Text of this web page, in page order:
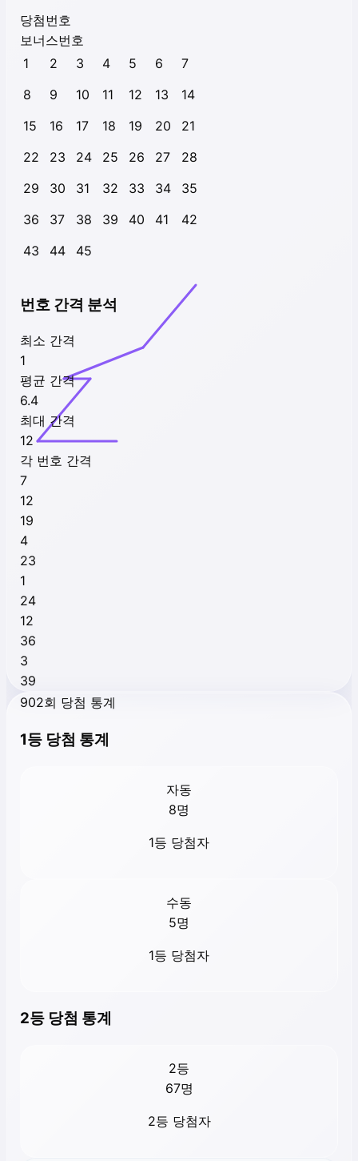
당첨번호
보너스번호
1
2 3 4 5 6
7
8
9 10 11 12 13
14
15
16 17 18 19 20
21
22
23 24 25 26 27
28
29
30 31 32 33 34
35
36
37 38 39 40 41
42
43
44 45
번호 간격 분석
최소 간격
1
평균 간격
6.4
최대 간격
12
각 번호 간격
7
12
19
4
23
1
24
12
36
3
39
902회 당첨 통계
1등 당첨 통계
자동
8명
1등 당첨자
수동
5명
1등 당첨자
2등 당첨 통계
2등
67명
2등 당첨자